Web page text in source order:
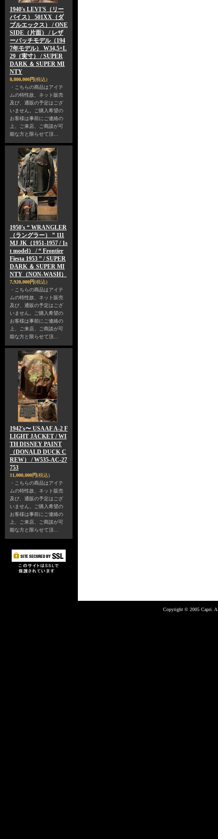
1940's LEVI'S（リー
バイス） 501XX（ダ
ブルエックス） / ONE
SIDE（片面） / レザ
ーパッチモデル（194
7年モデル） W34,5×L
29（実寸） / SUPER
DARK ＆ SUPER MI
NTY
8,800,000円(税込)
・こちらの商品はアイテ
ムの特性故、ネット販売
及び、通販の予定はござ
いません。ご購入希望の
お客様は事前にご連絡の
上、ご来店、ご商談が可
能な方と限らせて頂…
1950's “ WRANGLER
（ラングラー） ” 111
MJ JK（1951-1957 / 1s
t model） / “ Frontier
Fiesta 1953 ” / SUPER
DARK ＆ SUPER MI
NTY（NON-WASH）
7,920,000円(税込)
・こちらの商品はアイテ
ムの特性故、ネット販売
及び、通販の予定はござ
いません。ご購入希望の
お客様は事前にご連絡の
上、ご来店、ご商談が可
能な方と限らせて頂…
1942's〜 USAAF A-2 F
LIGHT JACKET / WI
TH DISNEY PAINT
（DONALD DUCK C
REW） / W535-AC-27
753
11,000,000円(税込)
・こちらの商品はアイテ
ムの特性故、ネット販売
及び、通販の予定はござ
いません。ご購入希望の
お客様は事前にご連絡の
上、ご来店、ご商談が可
能な方と限らせて頂…
Copyright © 2005 Capri.